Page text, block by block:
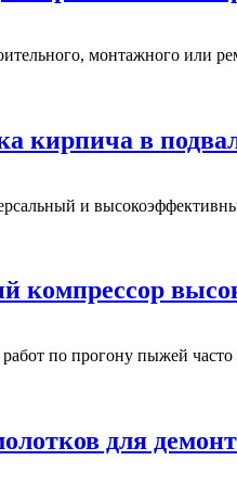
монтажного или
кирпича в
и
компрессор
по прогону пыжей часто
для